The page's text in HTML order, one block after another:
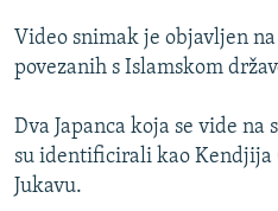
DNEVNO@RSE
VIŠE OD NASLOVA
GENOCID U SREBRENICI
PRATITE NAS
Video snimak je objavljen
povezanih s Islamskom
Dva Japanca koja se vide
su identificirali kao Kendjija
Jukavu.